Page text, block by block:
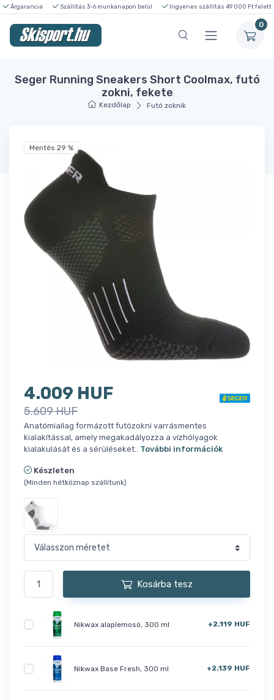
Árgarancia Szállítás 3-6 munkanapon belül Ingyenes szállítás 49 000 Ft felett
0
Seger Running Sneakers Short Coolmax, futó
zokni, fekete
Kezdőlap Futó zoknik
Mentés 29 %
4.009 HUF
5.609 HUF
Anatómiailag formázott futózokni varrásmentes
kialakítással, amely megakadályozza a vízhólyagok
kialakulását és a sérüléseket.. További információk
Készleten
(Minden hétköznap szállítunk)
Kosárba tesz
Nikwax alaplemosó, 300 ml +2.119 HUF
Nikwax Base Fresh, 300 ml +2.139 HUF